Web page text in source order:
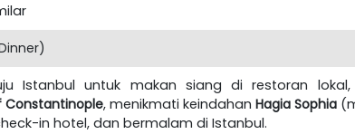
Istanbul untuk makan siang di restoran
Constantinople, menikmati keindahanHagia Sophia
in hotel, dan bermalam di Istanbul.